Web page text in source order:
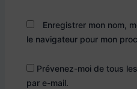
Enregistrer mon nom,
le navigateur pour mon
Prévenez-moi de tous
par e-mail.